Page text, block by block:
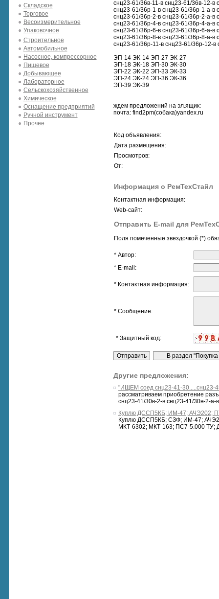
Складское
Торговое
Весоизмерительное
Упаковочное
Строительное
Автомобильное
Насосное, компрессорное
Пищевое
Добывающее
Лабораторное
Сельскохозяйственное
Химическое
Оснащение предприятий
Ручной инструмент
Прочее
снц23-61/36в-11-в снц23-61/36в-12-в
снц23-61/36р-1-в снц23-61/36р-1-а-в
снц23-61/36р-2-в снц23-61/36р-2-а-в
снц23-61/36р-4-в снц23-61/36р-4-а-в
снц23-61/36р-6-в снц23-61/36р-6-а-в
снц23-61/36р-8-в снц23-61/36р-8-а-в
снц23-61/36р-11-в снц23-61/36р-12-в
ЭП-14 ЭК-14 ЭП-27 ЭК-27
ЭП-18 ЭК-18 ЭП-30 ЭК-30
ЭП-22 ЭК-22 ЭП-33 ЭК-33
ЭП-24 ЭК-24 ЭП-36 ЭК-36
ЭП-39 ЭК-39
ждем предложений на эл.ящик:
почта: find2pm(собака)yandex.ru
Код объявления:
Дата размещения:
Просмотров:
От:
Информация о РемТехСтайл
Контактная информация:
Web-сайт:
Отправить E-mail для
Поля помеченные звездочкой (*)
* Автор:
* E-mail:
* Контактная информация:
* Сообщение:
* Защитный код:
Другие предложения:
"ИЩЕМ соед снц23-41-30.....снц23-
рассматриваем приобретение
снц23-41/30в-2-в снц23-41/30в-2-а-
Куплю ДССП5КБ; ИМ-47; АЧЭ202;
Куплю ДССП5КБ; СЗФ; ИМ-47;
МКТ-6302; МКТ-163; ПС7-5.000